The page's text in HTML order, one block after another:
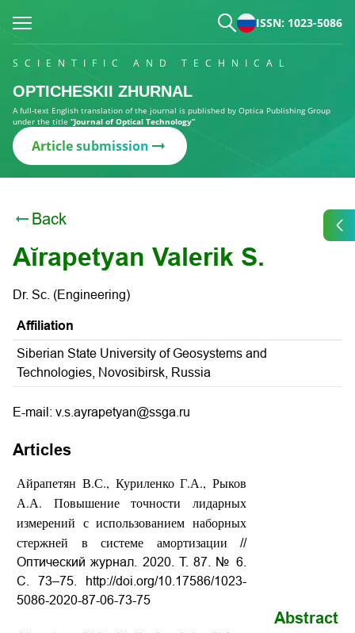
ISSN: 1023-5086
SCIENTIFIC AND TECHNICAL
OPTICHESKII ZHURNAL
A full-text English translation of the journal is published by Optica Publishing Group
under the title “Journal of Optical Technology”
Article submission
Back
Aĭrapetyan Valerik S.
Dr. Sc. (Engineering)
Affiliation
Siberian State University of Geosystems and
Technologies, Novosibirsk, Russia
E-mail: v.s.ayrapetyan@ssga.ru
Articles
Айрапетян В.С., Куриленко Г.А., Рыков
А.А.
Повышение точности лидарных
измерений с использованием наборных
стержней в системе амортизации //
Оптический журнал. 2020. Т. 87. № 6.
С. 73–75.
http://doi.org/10.17586/1023-
5086-2020-87-06-73-75
Abstract